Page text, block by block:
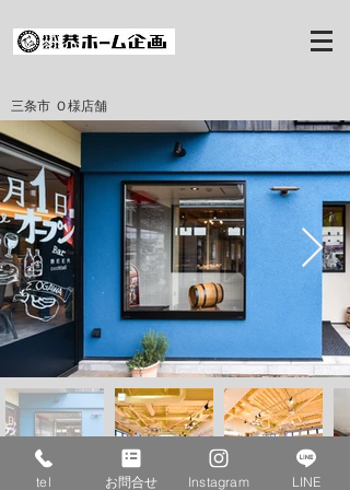
三条市 Ｏ様店舗
tel お問合せ Instagram LINE